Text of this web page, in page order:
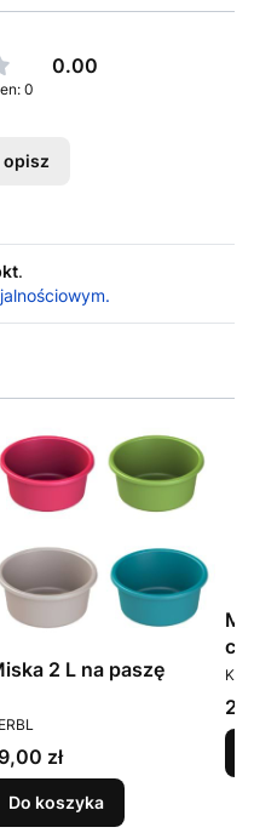
0.00
0
opisz
.
2 L na paszę
zł
Do koszyka